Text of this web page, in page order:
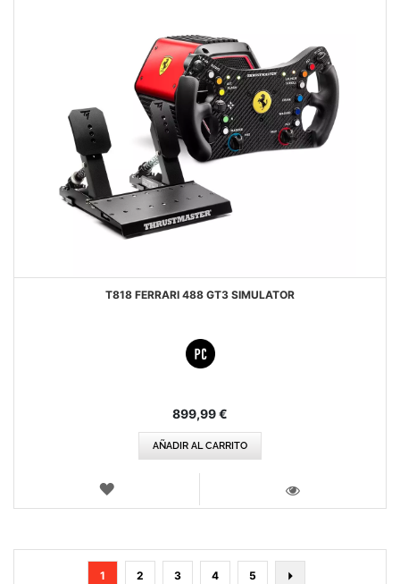
T818 FERRARI 488 GT3 SIMULATOR
899,99 €
AÑADIR AL CARRITO
LISTA
Página
Actualmente
1 Página
2 Página
3 Página
4 Página
5